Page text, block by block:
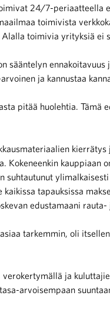
24/7-periaatteella
toimivista
toimivia yrityksiä ei
sääntelyn
ja kannustaa
pitää huolehtia. Tämä
Kokeneenkin kauppiaan
suhtautunut
tapauksissa
edustamaani
tarkemmin, oli
ja
arvoisempaan